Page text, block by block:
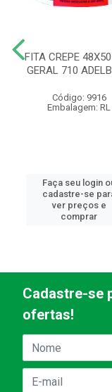
FITA CREPE
GERAL 710
Código: 9916
Embalagem: RL
Faça seu login
cadastre-se
ver preços e
comprar
Cadastre-se
ofertas!